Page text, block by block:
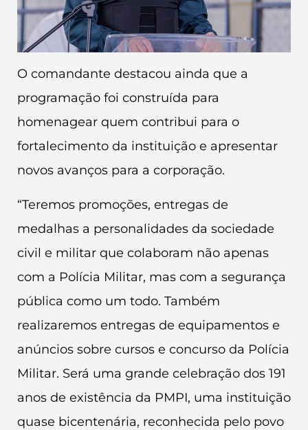
O comandante destacou ainda que a
programação foi construída para
homenagear quem contribui para o
fortalecimento da instituição e apresentar
novos avanços para a corporação.
“Teremos promoções, entregas de
medalhas a personalidades da sociedade
civil e militar que colaboram não apenas
com a Polícia Militar, mas com a segurança
pública como um todo. Também
realizaremos entregas de equipamentos e
anúncios sobre cursos e concurso da Polícia
Militar. Será uma grande celebração dos 191
anos de existência da PMPI, uma instituição
quase bicentenária, reconhecida pelo povo